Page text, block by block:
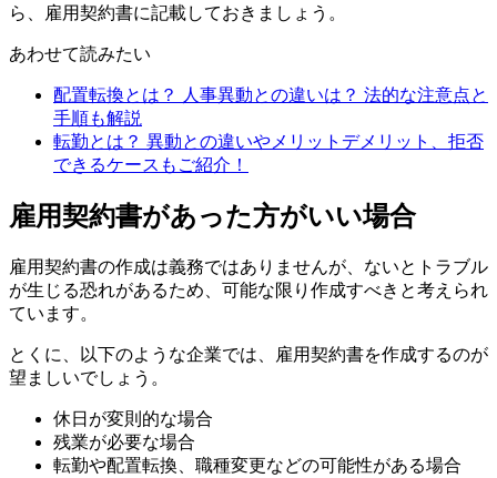
ら、雇用契約書に記載しておきましょう。
あわせて読みたい
配置転換とは？ 人事異動との違いは？ 法的な注意点と
手順も解説
転勤とは？ 異動との違いやメリットデメリット、拒否
できるケースもご紹介！
雇用契約書があった方がいい場合
雇用契約書の作成は義務ではありませんが、ないとトラブル
が生じる恐れがあるため、可能な限り作成すべきと考えられ
ています。
とくに、以下のような企業では、雇用契約書を作成するのが
望ましいでしょう。
休日が変則的な場合
残業が必要な場合
転勤や配置転換、職種変更などの可能性がある場合